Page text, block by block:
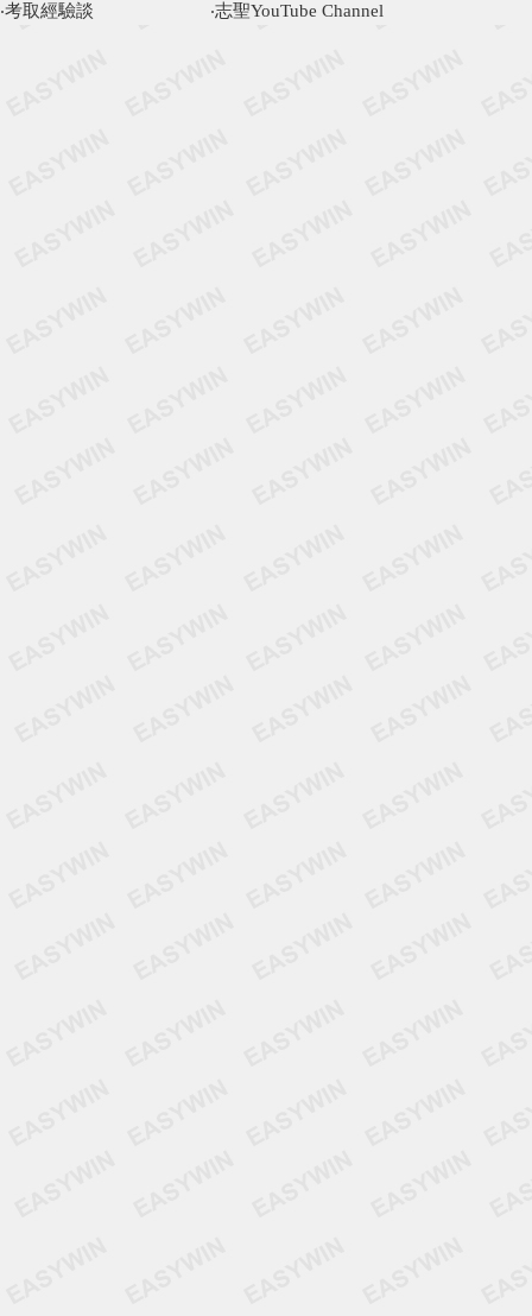
‧考取經驗談
‧志聖YouTube Channel